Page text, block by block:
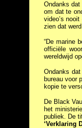
Ondanks dat
om dat te
video’s
zien dat
“De marine
officiële
wereldwijd
Ondanks
bureau voor
kopie te
De Black
het
publiek. De
‘Verklaring